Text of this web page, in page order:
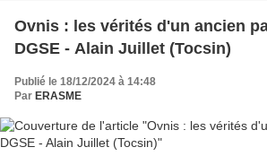
Ovnis : les vérités d'un ancien
DGSE - Alain Juillet (Tocsin)
Publié le 18/12/2024 à 14:48
Par ERASME